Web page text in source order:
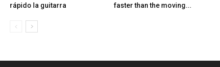
rápido la guitarra
faster than the moving...